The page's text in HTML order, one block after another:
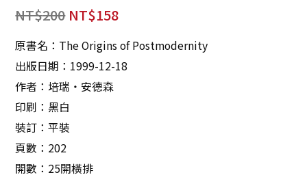
NT$200 NT$158
原書名：The Origins of Postmodernity
出版日期：1999-12-18
作者：培瑞‧安德森
印刷：黑白
裝訂：平裝
頁數：202
開數：25開橫排